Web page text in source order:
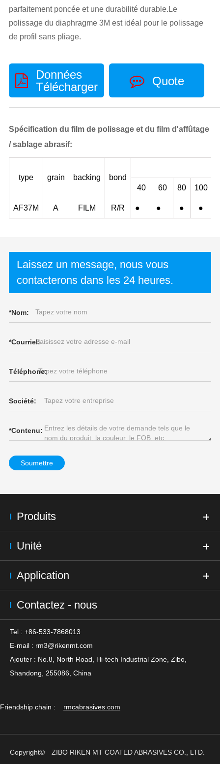
parfaitement poncée et une durabilité durable.Le
polissage du diaphragme 3M est idéal pour le polissage
de profil sans pliage.
Données
Télécharger
Quote
Spécification du film de polissage et du film d'affûtage
/ sablage abrasif:
type grain backing
bond
40
60 80 100
AF37M A FILM R/R ● ● ● ●
Laissez un message, nous vous
contacterons dans les 24 heures.
*Nom:
*Courriel:
Téléphone:
Société:
*Contenu:
Soumettre
Produits
Unité
Application
Contactez - nous
Tel : +86-533-7868013
E-mail : rm3@rikenmt.com
Ajouter : No.8, North Road, Hi-tech Industrial Zone, Zibo,
Shandong, 255086, China
Friendship chain : rmcabrasives.com
Copyright©
ZIBO RIKEN MT COATED ABRASIVES CO., LTD.